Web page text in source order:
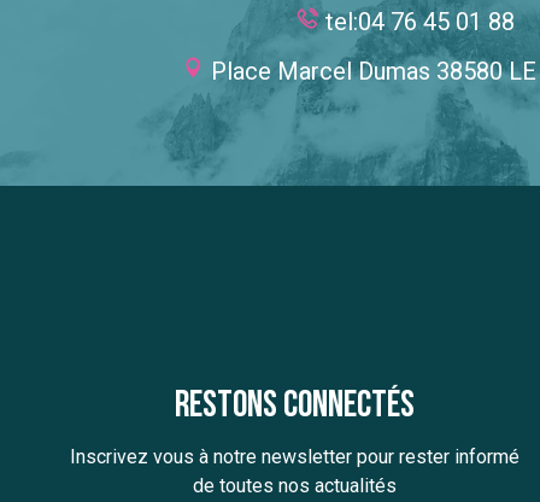
tel:04 76 45 01 88
Place Marcel Dumas 38580 LE
Restons connectés
Inscrivez vous à notre newsletter pour rester informé
de toutes nos actualités